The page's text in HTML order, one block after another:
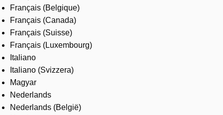
Français (Belgique)
Français (Canada)
Français (Suisse)
Français (Luxembourg)
Italiano
Italiano (Svizzera)
Magyar
Nederlands
Nederlands (België)